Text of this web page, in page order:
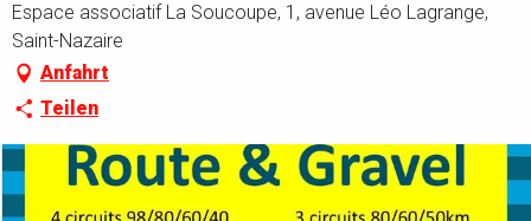
Espace associatif La Soucoupe, 1, avenue Léo Lagrange,
Saint-Nazaire
Anfahrt
Teilen